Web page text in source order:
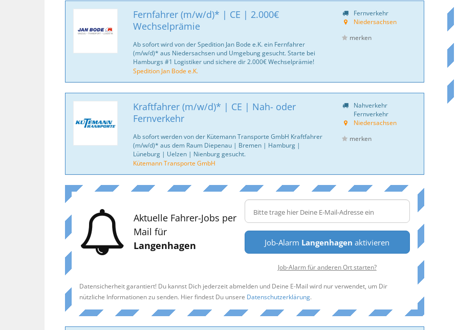
Fernfahrer (m/w/d)* | CE | 2.000€
Wechselprämie
Ab sofort wird von der Spedition Jan Bode e.K. ein Fernfahrer
(m/w/d)* aus Niedersachsen und Umgebung gesucht. Starte bei
Hamburgs #1 Logistiker und sichere dir 2.000€ Wechselprämie!
Spedition Jan Bode e.K.
Fernverkehr
Niedersachsen
merken
Kraftfahrer (m/w/d)* | CE | Nah- oder
Fernverkehr
Ab sofort werden von der Kütemann Transporte GmbH Kraftfahrer
(m/w/d)* aus dem Raum Diepenau | Bremen | Hamburg |
Lüneburg | Uelzen | Nienburg gesucht.
Kütemann Transporte GmbH
Nahverkehr
Fernverkehr
Niedersachsen
merken
Aktuelle Fahrer-Jobs per
Mail für
Langenhagen
Job-Alarm Langenhagen aktivieren
Job-Alarm für anderen Ort starten?
Datensicherheit garantiert! Du kannst Dich jederzeit abmelden und Deine E-Mail wird nur verwendet, um Dir
nützliche Informationen zu senden. Hier findest Du unsere Datenschutzerklärung.